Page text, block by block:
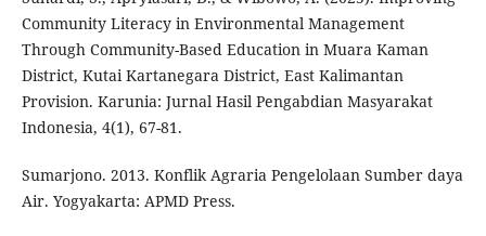
Community Literacy in Environmental Management
Through Community-Based Education in Muara Kaman
District, Kutai Kartanegara District, East Kalimantan
Provision. Karunia: Jurnal Hasil Pengabdian Masyarakat
Indonesia, 4(1), 67-81.
Sumarjono. 2013. Konflik Agraria Pengelolaan Sumber daya
Air. Yogyakarta: APMD Press.